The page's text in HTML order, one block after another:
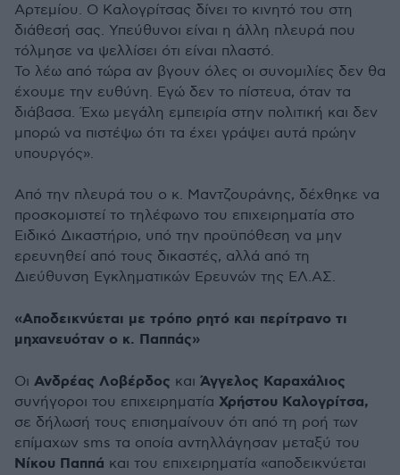
Aρτεμίου. Ο Καλογρίτσας δίνει το κινητό του στη
διάθεσή σας. Υπεύθυνοι είναι η άλλη πλευρά που
τόλμησε να ψελλίσει ότι είναι πλαστό.
Το λέω από τώρα αν βγουν όλες οι συνομιλίες δεν θα
έχουμε την ευθύνη. Εγώ δεν το πίστευα, όταν τα
διάβασα. Έχω μεγάλη εμπειρία στην πολιτική και δεν
μπορώ να πιστέψω ότι τα έχει γράψει αυτά πρώην
υπουργός».
Από την πλευρά του ο κ. Μαντζουράνης, δέχθηκε να
προσκομιστεί το τηλέφωνο του επιχειρηματία στο
Ειδικό Δικαστήριο, υπό την προϋπόθεση να μην
ερευνηθεί από τους δικαστές, αλλά από τη
Διεύθυνση Εγκληματικών Ερευνών της ΕΛ.ΑΣ.
«Αποδεικνύεται με τρόπο ρητό και περίτρανο τι
μηχανευόταν ο κ. Παππάς»
Οι Ανδρέας Λοβέρδος και Άγγελος Καραχάλιος
συνήγοροι του επιχειρηματία Χρήστου Καλογρίτσα,
σε δήλωσή τους επισημαίνουν ότι από τη ροή των
επίμαχων sms τα οποία αντηλλάγησαν μεταξύ του
Νίκου Παππά και του επιχειρηματία «αποδεικνύεται